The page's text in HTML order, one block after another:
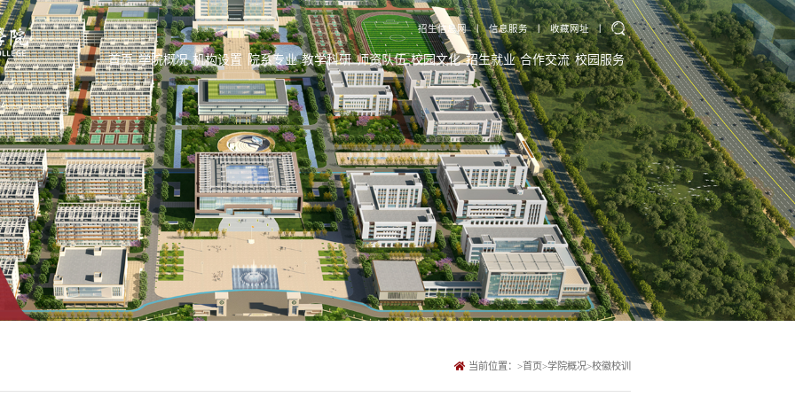
招生信息网 丨 信息服务 丨 收藏网址 丨
首页 学院概况 机构设置 院系专业 教学科研 师资队伍 校园文化 招生就业 合作交流 校园服务
当前位置： >首页>学院概况>校徽校训